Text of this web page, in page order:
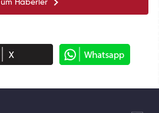
Tüm Haberler